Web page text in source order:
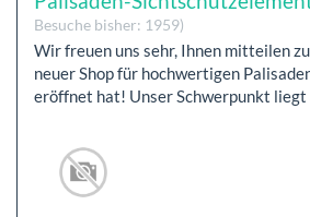
Besuche bisher: 1959)
Wir freuen uns sehr, Ihnen mitteilen
neuer Shop für hochwertigen
eröffnet hat! Unser Schwerpunkt liegt